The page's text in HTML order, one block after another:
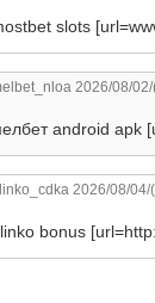
slots
2026/08/02/
android apk
2026/08/04/
bonus